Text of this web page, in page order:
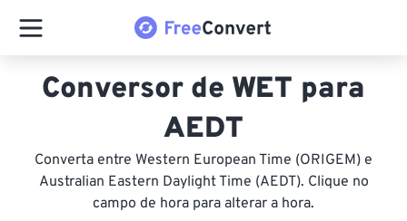
Conversor de WET para
AEDT
Converta entre Western European Time (ORIGEM) e
Australian Eastern Daylight Time (AEDT). Clique no
campo de hora para alterar a hora.